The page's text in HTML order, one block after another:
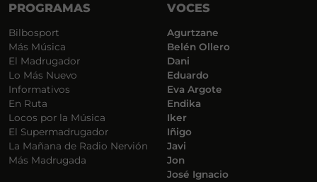
PROGRAMAS
Bilbosport
Más Música
El Madrugador
Lo Más Nuevo
Informativos
En Ruta
Locos por la Música
El Supermadrugador
La Mañana de Radio Nervión
Más Madrugada
VOCES
Agurtzane
Belén Ollero
Dani
Eduardo
Eva Argote
Endika
Iker
Iñigo
Javi
Jon
José Ignacio